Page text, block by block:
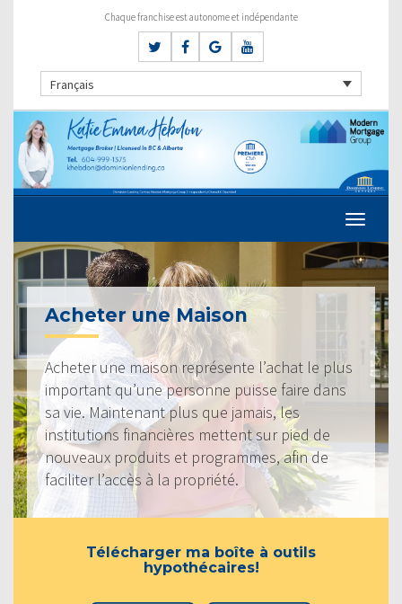
Chaque franchise est autonome et indépendante
Français
Acheter une Maison
Acheter une maison représente l’achat le plus
important qu’une personne puisse faire dans
sa vie. Maintenant plus que jamais, les
institutions financières mettent sur pied de
nouveaux produits et programmes, afin de
faciliter l’accès à la propriété.
Télécharger ma boîte à outils
hypothécaires!